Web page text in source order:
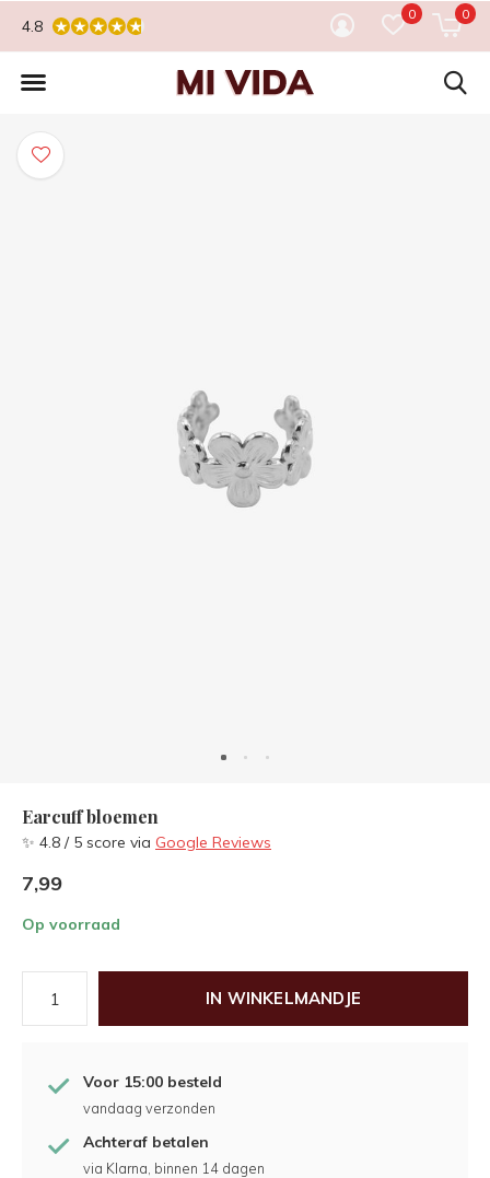
0 0
4.8
Earcuff bloemen
✨ 4.8 / 5 score via Google Reviews
7,99
Op voorraad
IN WINKELMANDJE
Voor 15:00 besteld
vandaag verzonden
Achteraf betalen
via Klarna, binnen 14 dagen